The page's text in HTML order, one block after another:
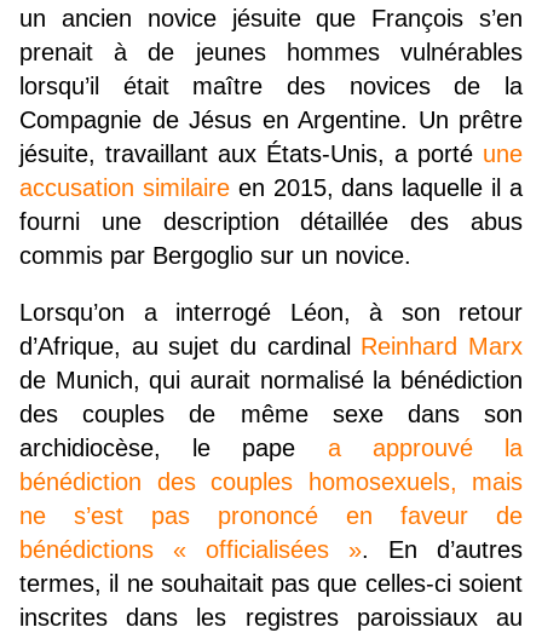
un ancien novice jésuite que François s’en
prenait à de jeunes hommes vulnérables
lorsqu’il était maître des novices de la
Compagnie de Jésus en Argentine. Un prêtre
jésuite, travaillant aux États-Unis, a porté une
accusation similaireen 2015, dans laquelle il a
fourni une description détaillée des abus
commis par Bergoglio sur un novice.
Lorsqu’on a interrogé Léon, à son retour
d’Afrique, au sujet du cardinal Reinhard Marx
de Munich, qui aurait normalisé la bénédiction
des couples de même sexe dans son
archidiocèse, le pape a approuvé la
bénédiction des couples homosexuels, mais
ne s’est pas prononcé en faveur de
bénédictions « officialisées ». En d’autres
termes, il ne souhaitait pas que celles-ci soient
inscrites dans les registres paroissiaux au